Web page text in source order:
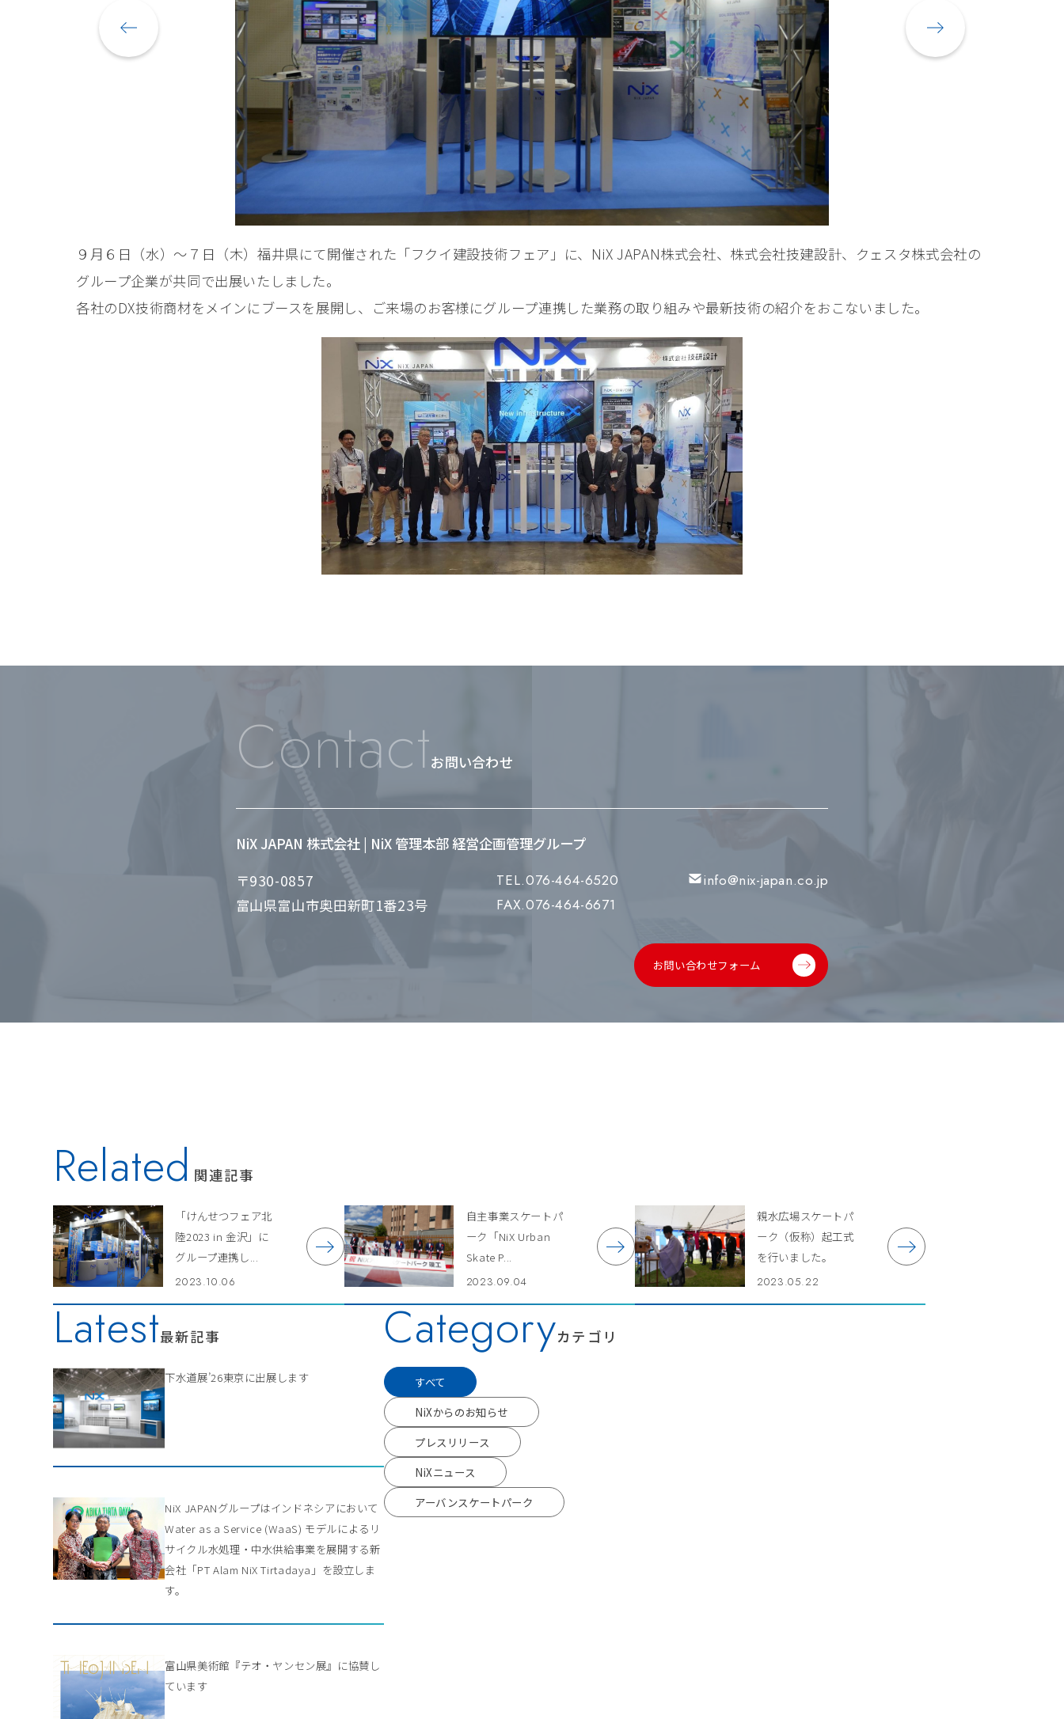
９月６日（水）～７日（木）福井県にて開催された「フクイ建設技術フェア」に、NiX JAPAN株式会社、株式会社技建設計、クェスタ株式会社の
グループ企業が共同で出展いたしました。
各社のDX技術商材をメインにブースを展開し、ご来場のお客様にグループ連携した業務の取り組みや最新技術の紹介をおこないました。
Contactお問い合わせ
NiX JAPAN 株式会社 | NiX 管理本部 経営企画管理グループ
〒930-0857
富山県富山市奥田新町1番23号
TEL.076-464-6520
FAX.076-464-6671
info@nix-japan.co.jp
お問い合わせフォーム
Related 関連記事
「けんせつフェア北
陸2023 in 金沢」に
グループ連携し...
2023.10.06
自主事業スケートパ
ーク「NiX Urban
Skate P...
2023.09.04
親水広場スケートパ
ーク（仮称）起工式
を行いました。
2023.05.22
Latest最新記事
下水道展’26東京に出展します
NiX JAPANグループはインドネシアにおいて
Water as a Service (WaaS) モデルによるリ
サイクル水処理・中水供給事業を展開する新
会社「PT Alam NiX Tirtadaya」を設立しま
す。
富山県美術館『テオ・ヤンセン展』に協賛し
ています
Categoryカテゴリ
すべて
NiXからのお知らせ
プレスリリース
NiXニュース
アーバンスケートパーク